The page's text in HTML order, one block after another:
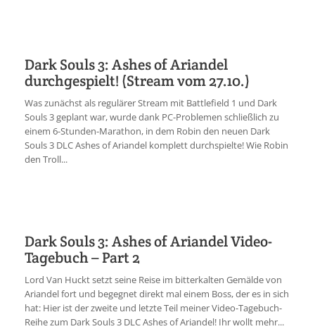
Dark Souls 3: Ashes of Ariandel
durchgespielt! (Stream vom 27.10.)
Was zunächst als regulärer Stream mit Battlefield 1 und Dark
Souls 3 geplant war, wurde dank PC-Problemen schließlich zu
einem 6-Stunden-Marathon, in dem Robin den neuen Dark
Souls 3 DLC Ashes of Ariandel komplett durchspielte! Wie Robin
den Troll...
Dark Souls 3: Ashes of Ariandel Video-
Tagebuch – Part 2
Lord Van Huckt setzt seine Reise im bitterkalten Gemälde von
Ariandel fort und begegnet direkt mal einem Boss, der es in sich
hat: Hier ist der zweite und letzte Teil meiner Video-Tagebuch-
Reihe zum Dark Souls 3 DLC Ashes of Ariandel! Ihr wollt mehr...